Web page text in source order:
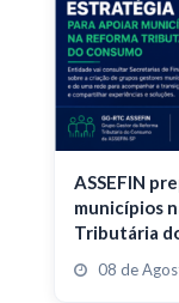
ASSEFIN
municípios
Tributária
08 de